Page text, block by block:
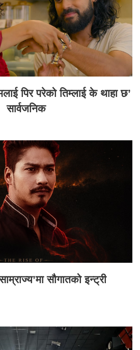
पिर परेको तिम्लाई के थाहा छ’
सार्वजनिक
सौगातको इन्ट्री